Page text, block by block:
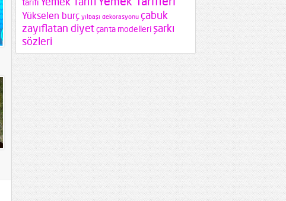
tarifi
Yükselen burç yılbaşı dekorasyonu çabuk
zayıflatan diyetçanta modelleri şarkı
sözleri